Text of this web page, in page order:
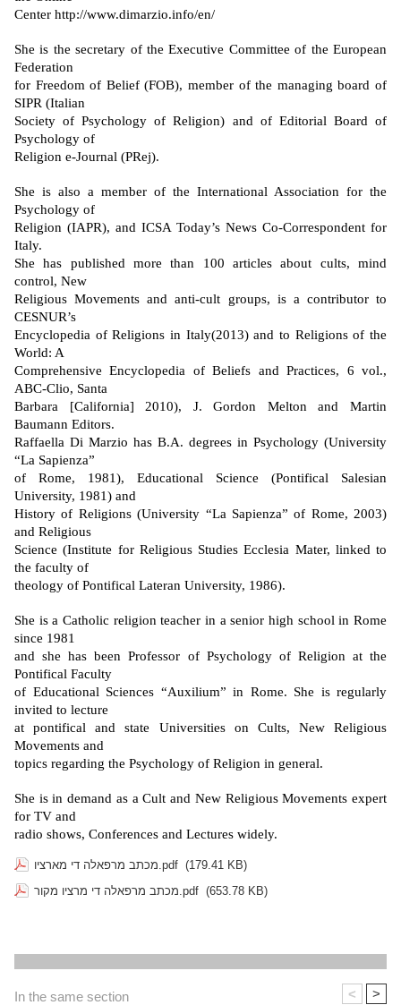
Center http://www.dimarzio.info/en/
She is the secretary of the Executive Committee of the European
Federation
for Freedom of Belief (FOB), member of the managing board of
SIPR (Italian
Society of Psychology of Religion) and of Editorial Board of
Psychology of
Religion e-Journal (PRej).
She is also a member of the International Association for the
Psychology of
Religion (IAPR), and ICSA Today’s News Co-Correspondent for
Italy.
She has published more than 100 articles about cults, mind
control, New
Religious Movements and anti-cult groups, is a contributor to
CESNUR’s
Encyclopedia of Religions in Italy(2013) and to Religions of the
World: A
Comprehensive Encyclopedia of Beliefs and Practices, 6 vol.,
ABC-Clio, Santa
Barbara [California] 2010), J. Gordon Melton and Martin
Baumann Editors.
Raffaella Di Marzio has B.A. degrees in Psychology (University
“La Sapienza”
of Rome, 1981), Educational Science (Pontifical Salesian
University, 1981) and
History of Religions (University “La Sapienza” of Rome, 2003)
and Religious
Science (Institute for Religious Studies Ecclesia Mater, linked to
the faculty of
theology of Pontifical Lateran University, 1986).
She is a Catholic religion teacher in a senior high school in Rome
since 1981
and she has been Professor of Psychology of Religion at the
Pontifical Faculty
of Educational Sciences “Auxilium” in Rome. She is regularly
invited to lecture
at pontifical and state Universities on Cults, New Religious
Movements and
topics regarding the Psychology of Religion in general.
She is in demand as a Cult and New Religious Movements expert
for TV and
radio shows, Conferences and Lectures widely.
מכתב מרפאלה די מארציו.pdf (179.41 KB)
מכתב מרפאלה די מרציו מקור.pdf (653.78 KB)
In the same section < >